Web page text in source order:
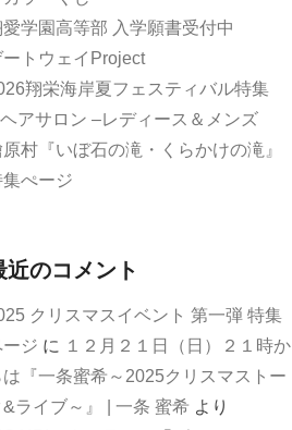
愛学園高等部 入学願書受付中
ートウェイProject
翔栄海岸夏フェスティバル特集
アサロン –レディース＆メンズ
村『いぼ石の滝・くらかけの滝』
集ぺージ
近のコメント
クリスマスイベント 第一弾 特集
ジ に １２月２１日（日）２１時か
は『一条蜜希～2025クリスマストー
&ライブ～』 | 一条 蜜希 より